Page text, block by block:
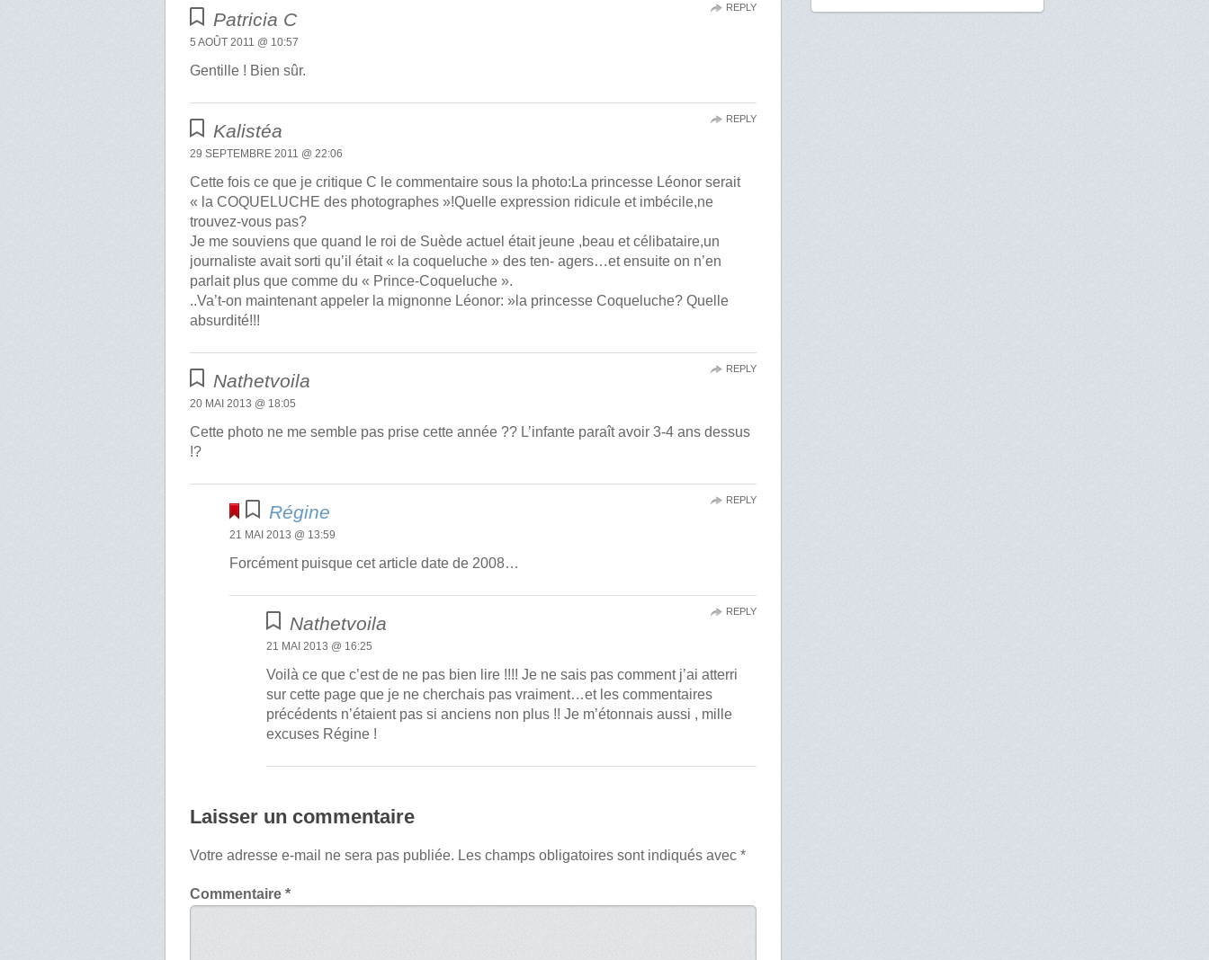
Patricia C
5 AOÛT 2011 @ 10:57
Gentille ! Bien sûr.
REPLY
Kalistéa
29 SEPTEMBRE 2011 @ 22:06
Cette fois ce que je critique C le commentaire sous la photo:La princesse Léonor serait
« la COQUELUCHE des photographes »!Quelle expression ridicule et imbécile,ne
trouvez-vous pas?
Je me souviens que quand le roi de Suède actuel était jeune ,beau et célibataire,un
journaliste avait sorti qu’il était « la coqueluche » des ten- agers…et ensuite on n’en
parlait plus que comme du « Prince-Coqueluche ».
..Va’t-on maintenant appeler la mignonne Léonor: »la princesse Coqueluche? Quelle
absurdité!!!
REPLY
Nathetvoila
20 MAI 2013 @ 18:05
Cette photo ne me semble pas prise cette année ?? L’infante paraît avoir 3-4 ans dessus
!?
REPLY
Régine
21 MAI 2013 @ 13:59
Forcément puisque cet article date de 2008…
REPLY
Nathetvoila
21 MAI 2013 @ 16:25
Voilà ce que c’est de ne pas bien lire !!!! Je ne sais pas comment j’ai atterri
sur cette page que je ne cherchais pas vraiment…et les commentaires
précédents n’étaient pas si anciens non plus !! Je m’étonnais aussi , mille
excuses Régine !
REPLY
Laisser un commentaire
Votre adresse e-mail ne sera pas publiée. Les champs obligatoires sont indiqués avec*
Commentaire*